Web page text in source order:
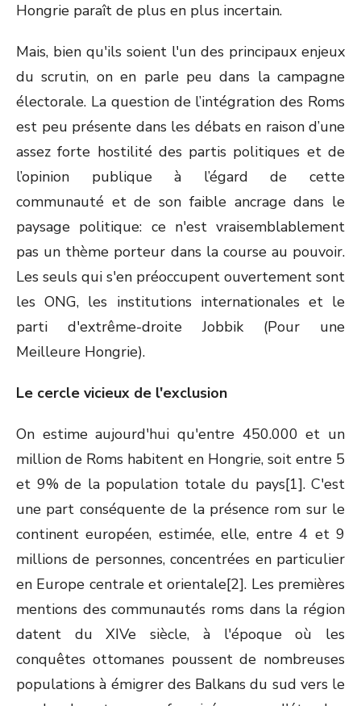
Hongrie paraît de plus en plus incertain.
Mais, bien qu'ils soient l'un des principaux enjeux
du scrutin, on en parle peu dans la campagne
électorale. La question de l’intégration des Roms
est peu présente dans les débats en raison d’une
assez forte hostilité des partis politiques et de
l’opinion publique à l’égard de cette
communauté et de son faible ancrage dans le
paysage politique: ce n'est vraisemblablement
pas un thème porteur dans la course au pouvoir.
Les seuls qui s'en préoccupent ouvertement sont
les ONG, les institutions internationales et le
parti d'extrême-droite Jobbik (Pour une
Meilleure Hongrie).
Le cercle vicieux de l'exclusion
On estime aujourd'hui qu'entre 450.000 et un
million de Roms habitent en Hongrie, soit entre 5
et 9% de la population totale du pays[1]. C'est
une part conséquente de la présence rom sur le
continent européen, estimée, elle, entre 4 et 9
millions de personnes, concentrées en particulier
en Europe centrale et orientale[2]. Les premières
mentions des communautés roms dans la région
datent du XIVe siècle, à l'époque où les
conquêtes ottomanes poussent de nombreuses
populations à émigrer des Balkans du sud vers le